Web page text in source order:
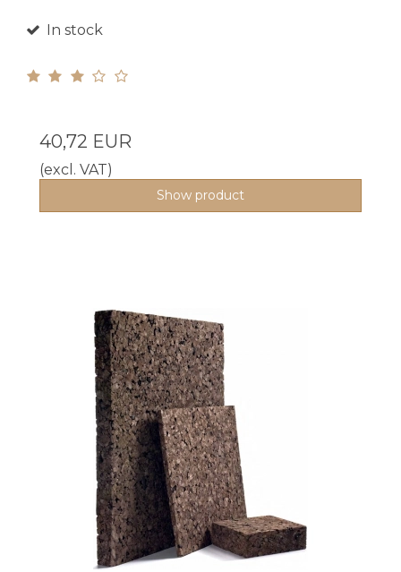
In stock
40,72 EUR
(excl. VAT)
Show product